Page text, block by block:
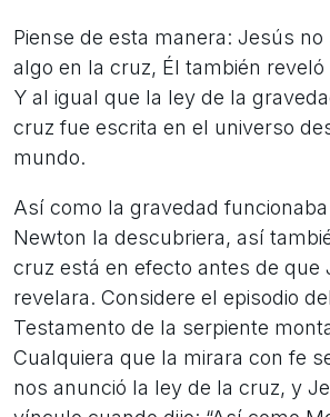
Piense de esta manera: Jesús
algo en la cruz, Él también
Y al igual que la ley de la
cruz fue escrita en el universo
mundo.
Así como la gravedad
Newton la descubriera, así
cruz está en efecto antes de que
revelara. Considere el episodio
Testamento de la serpiente
Cualquiera que la mirara con fe
nos anunció la ley de la cruz, y